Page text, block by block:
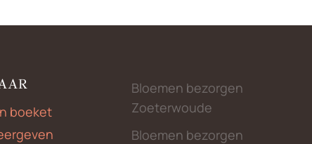
boeket
Bloemen bezorgen
Zoeterwoude
Bloemen bezorgen